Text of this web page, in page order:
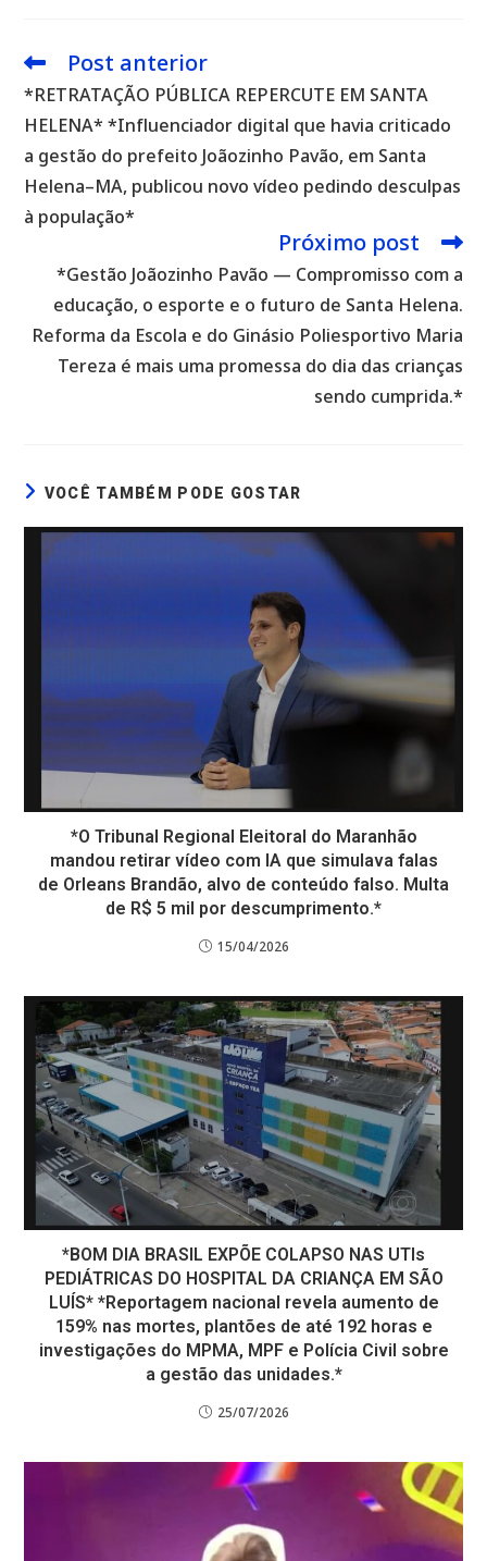
Leia
artigos
Post anterior
*RETRATAÇÃO PÚBLICA REPERCUTE EM SANTA
HELENA* *Influenciador digital que havia criticado
a gestão do prefeito Joãozinho Pavão, em Santa
Helena–MA, publicou novo vídeo pedindo desculpas
à população*
Próximo post
*Gestão Joãozinho Pavão — Compromisso com a
educação, o esporte e o futuro de Santa Helena.
Reforma da Escola e do Ginásio Poliesportivo Maria
Tereza é mais uma promessa do dia das crianças
sendo cumprida.*
VOCÊ TAMBÉM PODE GOSTAR
*O Tribunal Regional Eleitoral do Maranhão
mandou retirar vídeo com IA que simulava falas
de Orleans Brandão, alvo de conteúdo falso. Multa
de R$ 5 mil por descumprimento.*
15/04/2026
*BOM DIA BRASIL EXPÕE COLAPSO NAS UTIs
PEDIÁTRICAS DO HOSPITAL DA CRIANÇA EM SÃO
LUÍS* *Reportagem nacional revela aumento de
159% nas mortes, plantões de até 192 horas e
investigações do MPMA, MPF e Polícia Civil sobre
a gestão das unidades.*
25/07/2026